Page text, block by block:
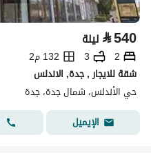
⃁540 ليلة
2
3
132 م2
شقة للايجار , جدة, الاندلس
حي الأندلس، شمال جدة، جدة
الإيميل